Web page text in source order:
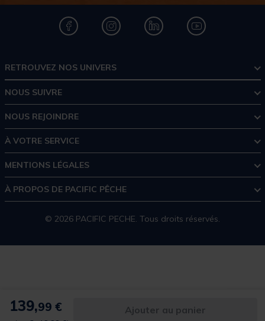
139,99 € Ajouter au panier
RETROUVEZ NOS UNIVERS
NOUS SUIVRE
NOUS REJOINDRE
À VOTRE SERVICE
MENTIONS LÉGALES
À PROPOS DE PACIFIC PÊCHE
© 2026 PACIFIC PECHE. Tous droits réservés.